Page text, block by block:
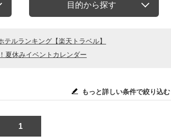
目的から探す
ルランキング【楽天トラベル】
夏休みイベントカレンダー
もっと詳しい条件で絞り込む
1